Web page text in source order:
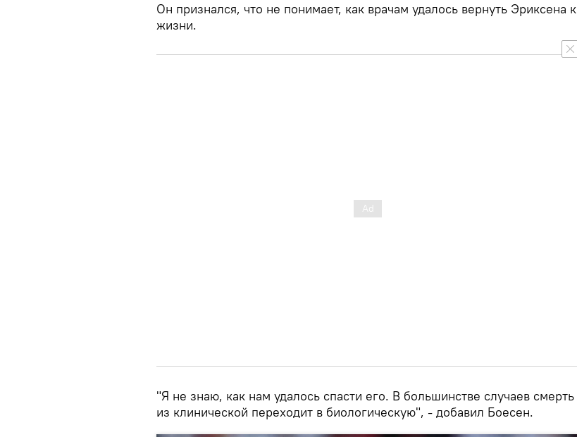
Он признался, что не понимает, как врачам удалось вернуть Эриксена к
жизни.
"Я не знаю, как нам удалось спасти его. В большинстве случаев смерть
из клинической переходит в биологическую", - добавил Боесен.